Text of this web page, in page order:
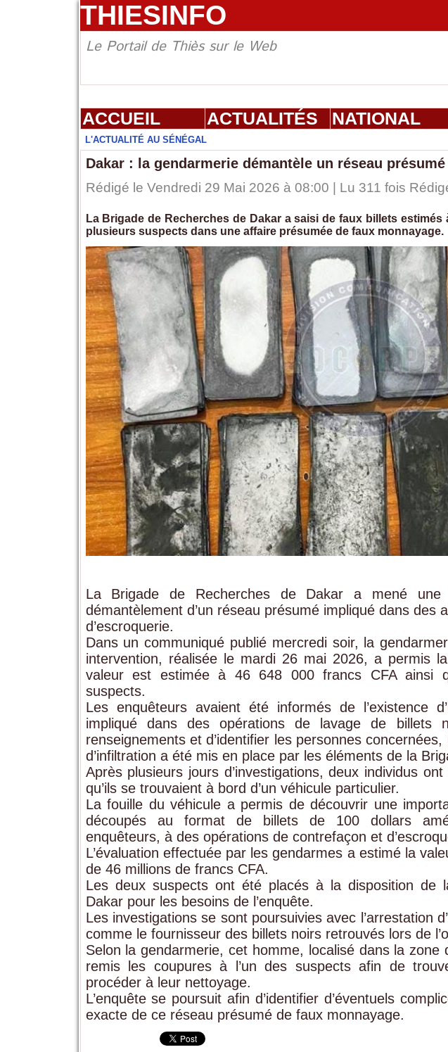
THIESINFO
Le Portail de Thiès sur le Web
ACCUEIL ACTUALITÉS NATIONAL
L'ACTUALITÉ AU SÉNÉGAL
Dakar : la gendarmerie démantèle un réseau
Rédigé le Vendredi 29 Mai 2026 à 08:00 | Lu 311 fois
La Brigade de Recherches de Dakar a saisi de faux billets estimés
plusieurs suspects dans une affaire présumée de faux monnayage.
La Brigade de Recherches de Dakar a mené une
démantèlement d’un réseau présumé impliqué dans des
d’escroquerie.
Dans un communiqué publié mercredi soir, la
intervention, réalisée le mardi 26 mai 2026, a permis
valeur est estimée à 46 648 000 francs CFA ainsi
suspects.
Les enquêteurs avaient été informés de l’existence
impliqué dans des opérations de lavage de billets
renseignements et d’identifier les personnes
d’infiltration a été mis en place par les éléments de la
Après plusieurs jours d’investigations, deux individus
qu’ils se trouvaient à bord d’un véhicule particulier.
La fouille du véhicule a permis de découvrir une
découpés au format de billets de 100 dollars
enquêteurs, à des opérations de contrefaçon et
L’évaluation effectuée par les gendarmes a estimé la
de 46 millions de francs CFA.
Les deux suspects ont été placés à la disposition de
Dakar pour les besoins de l’enquête.
Les investigations se sont poursuivies avec l’arrestation
comme le fournisseur des billets noirs retrouvés lors de
Selon la gendarmerie, cet homme, localisé dans la zone
remis les coupures à l’un des suspects afin de
procéder à leur nettoyage.
L’enquête se poursuit afin d’identifier d’éventuels
exacte de ce réseau présumé de faux monnayage.